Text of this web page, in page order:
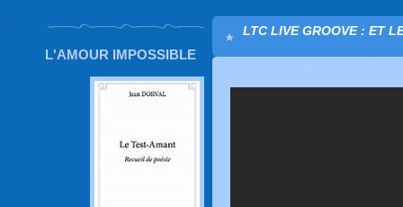
L'AMOUR IMPOSSIBLE
LTC LIVE GROOVE : ET